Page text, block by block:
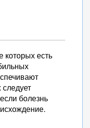
которых есть
болезнь